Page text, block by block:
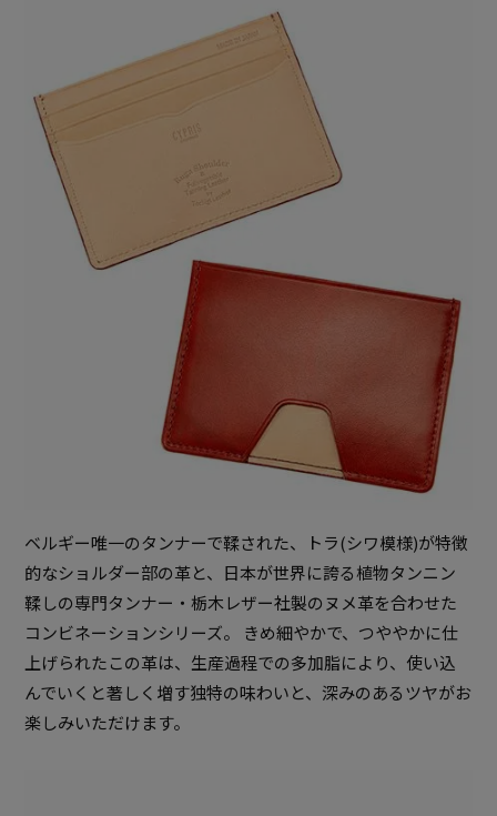
ベルギー唯一のタンナーで鞣された、トラ(シワ模様)が特徴
的なショルダー部の革と、日本が世界に誇る植物タンニン
鞣しの専門タンナー・栃木レザー社製のヌメ革を合わせた
コンビネーションシリーズ。 きめ細やかで、つややかに仕
上げられたこの革は、生産過程での多加脂により、使い込
んでいくと著しく増す独特の味わいと、深みのあるツヤがお
楽しみいただけます。